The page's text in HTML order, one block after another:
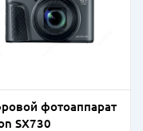
фотоаппарат
SX730